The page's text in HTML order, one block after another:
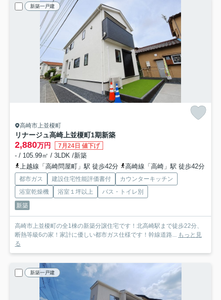
新築一戸建
高崎市上並榎町
リナージュ高崎上並榎町1期新築
2,880万円 7月24日 値下げ
- / 105.99㎡ / 3LDK /新築
上越線「高崎問屋町」駅 徒歩42分
高崎線「高崎」駅 徒歩42分
都市ガス 建設住宅性能評価書付
カウンターキッチン
浴室乾燥機
浴室１坪以上
バス・トイレ別
新築
高崎市上並榎町の全1棟の新築分譲住宅です！北高崎駅まで徒歩22分、
断熱等級6の家！家計に優しい都市ガス仕様です！幹線道路... もっと見
る
新築一戸建